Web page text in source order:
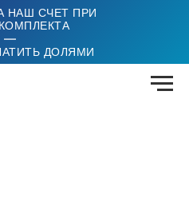
НАШ СЧЕТ ПРИ
|
ДОЛЯМИ